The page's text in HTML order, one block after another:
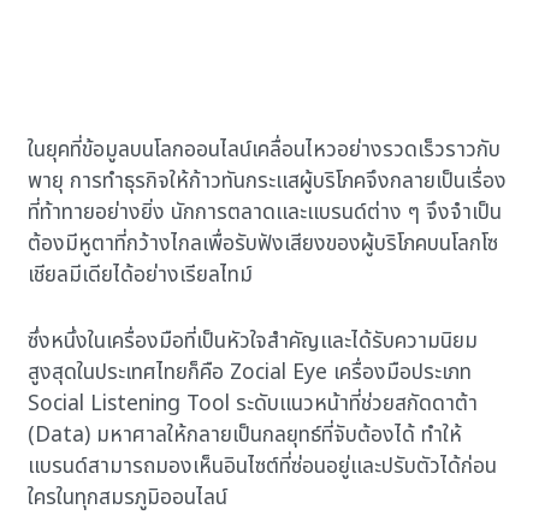
ในยุคที่ข้อมูลบนโลกออนไลน์เคลื่อนไหวอย่างรวดเร็วราวกับ
พายุ การทำธุรกิจให้ก้าวทันกระแสผู้บริโภคจึงกลายเป็นเรื่อง
ที่ท้าทายอย่างยิ่ง นักการตลาดและแบรนด์ต่าง ๆ จึงจำเป็น
ต้องมีหูตาที่กว้างไกลเพื่อรับฟังเสียงของผู้บริโภคบนโลกโซ
เชียลมีเดียได้อย่างเรียลไทม์
ซึ่งหนึ่งในเครื่องมือที่เป็นหัวใจสำคัญและได้รับความนิยม
สูงสุดในประเทศไทยก็คือ Zocial Eye เครื่องมือประเภท
Social Listening Tool ระดับแนวหน้าที่ช่วยสกัดดาต้า
(Data) มหาศาลให้กลายเป็นกลยุทธ์ที่จับต้องได้ ทำให้
แบรนด์สามารถมองเห็นอินไซต์ที่ซ่อนอยู่และปรับตัวได้ก่อน
ใครในทุกสมรภูมิออนไลน์